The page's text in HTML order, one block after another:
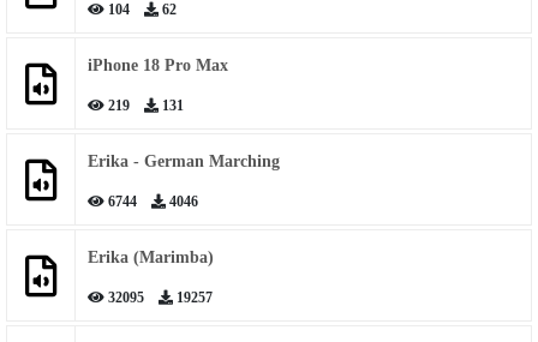
104 62
iPhone 18 Pro Max
219 131
Erika - German Marching
6744 4046
Erika (Marimba)
32095 19257